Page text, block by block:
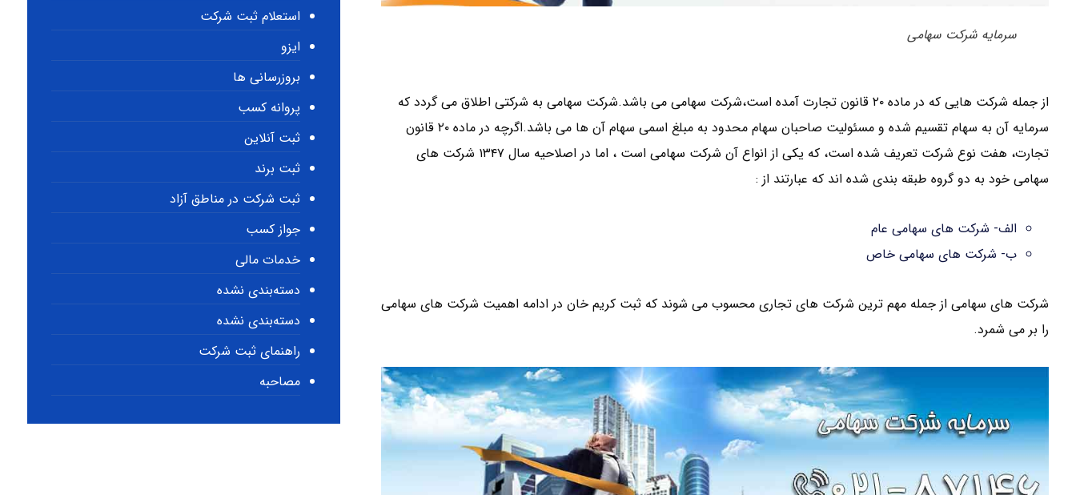
سرمایه شرکت سهامی
از جمله شرکت هایی که در ماده ۲۰ قانون تجارت آمده است،شرکت سهامی می باشد.شرکت سهامی به شرکتی اطلاق می گردد که
سرمایه آن به سهام تقسیم شده و مسئولیت صاحبان سهام محدود به مبلغ اسمی سهام آن ها می باشد.اگرچه در ماده ۲۰ قانون
تجارت، هفت نوع شرکت تعریف شده است، که یکی از انواع آن شرکت سهامی است ، اما در اصلاحیه سال ۱۳۴۷ شرکت های
سهامی خود به دو گروه طبقه بندی شده اند که عبارتند از :
الف- شرکت های سهامی عام
ب- شرکت های سهامی خاص
شرکت های سهامی از جمله مهم ترین شرکت های تجاری محسوب می شوند که ثبت کریم خان در ادامه اهمیت شرکت های سهامی
را بر می شمرد.
استعلام ثبت شرکت
ایزو
بروزرسانی ها
پروانه کسب
ثبت آنلاین
ثبت برند
ثبت شرکت در مناطق آزاد
جواز کسب
خدمات مالی
دسته‌بندی نشده
دسته‌بندی نشده
راهنمای ثبت شرکت
مصاحبه